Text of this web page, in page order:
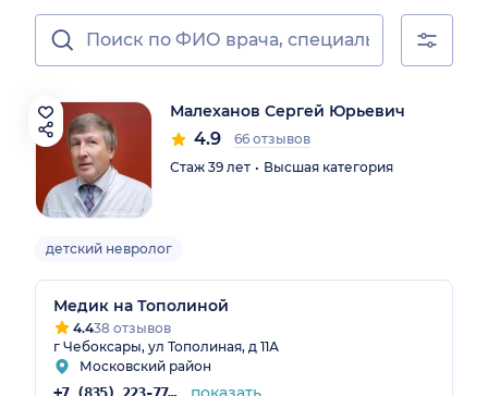
Малеханов Сергей Юрьевич
4.9
66 отзывов
Стаж 39 лет
Высшая категория
детский невролог
Медик на Тополиной
4.438 отзывов
г Чебоксары, ул Тополиная, д 11А
Московский район
+7 (835) 223-77-23